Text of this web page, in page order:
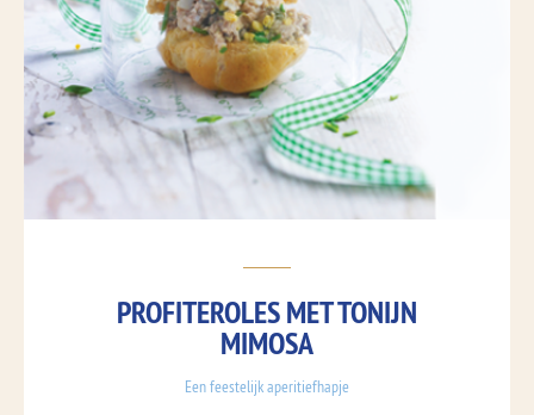
PROFITEROLES MET TONIJN
MIMOSA
Een feestelijk aperitiefhapje